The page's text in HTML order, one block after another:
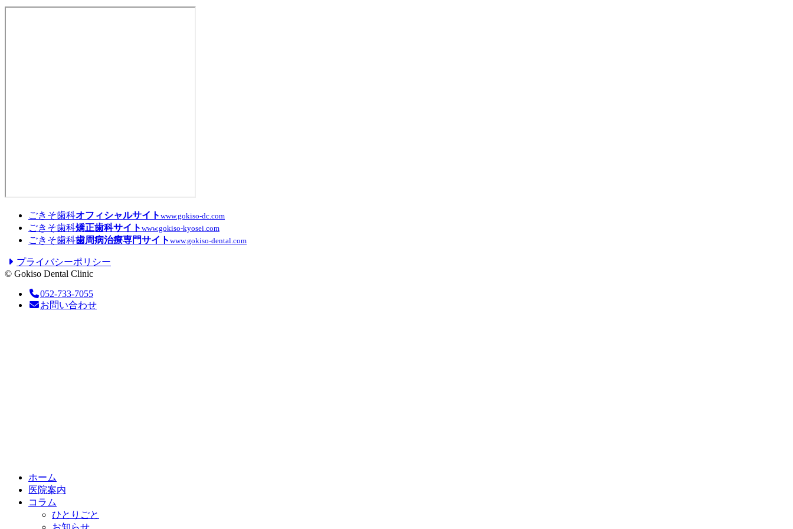
院
事
ごきそ歯科オフィシャルサイト www.gokiso-dc.com
ごきそ歯科矯正歯科サイト www.gokiso-kyosei.com
ごきそ歯科歯周病治療専門サイト www.gokiso-dental.com
プライバシーポリシー
© Gokiso Dental Clinic
052-733-7055
お問い合わせ
ホーム
医院案内
コラム
ひとりごと